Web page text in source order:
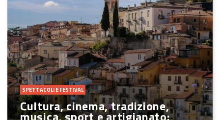
SPETTACOLI E FESTIVAL
Cultura, cinema, tradizione,